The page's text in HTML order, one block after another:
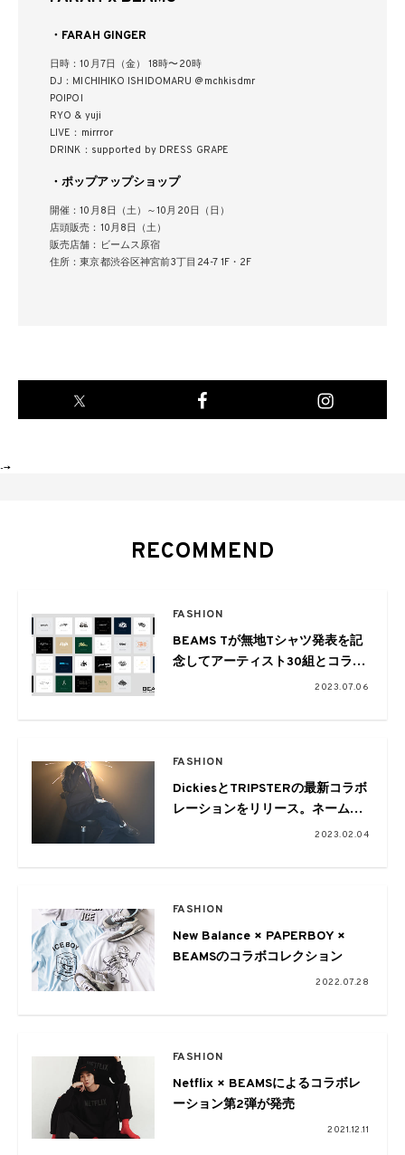
・FARAH GINGER
日時：10月7日（金） 18時〜20時
DJ：MICHIHIKO ISHIDOMARU @mchkisdmr
POIPOI
RYO & yuji
LIVE：mirrror
DRINK：supported by DRESS GRAPE
・ポップアップショップ
開催：10月8日（土）～10月20日（日）
店頭販売：10月8日（土）
販売店舗：ビームス原宿
住所：東京都渋谷区神宮前3丁目24-7 1F・2F
-->
RECOMMEND
FASHION
BEAMS Tが無地Tシャツ発表を記
念してアーティスト30組とコラ
ボ。長場雄や花井祐介らも参加
2023.07.06
FASHION
DickiesとTRIPSTERの最新コラボ
レーションをリリース。ネーム刺
繍のカスタムイベントも開催2023.02.04
FASHION
New Balance × PAPERBOY ×
BEAMSのコラボコレクション
2022.07.28
FASHION
Netflix × BEAMSによるコラボレ
ーション第2弾が発売
2021.12.11